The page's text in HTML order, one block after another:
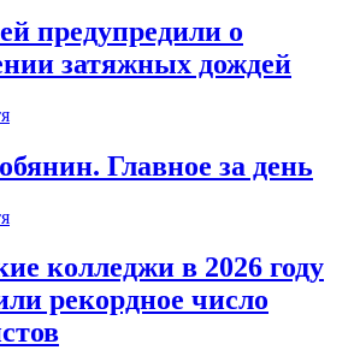
предупредили о
затяжных дождей
Главное за день
колледжи в 2026 году
рекордное число